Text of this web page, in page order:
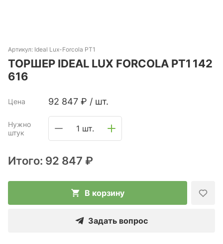
Артикул: Ideal Lux-Forcola PT1
ТОРШЕР IDEAL LUX FORCOLA PT1 142
616
Цена 92 847 ₽ / шт.
Нужно
штук
1 шт.
Итого: 92 847 ₽
В корзину
Задать вопрос